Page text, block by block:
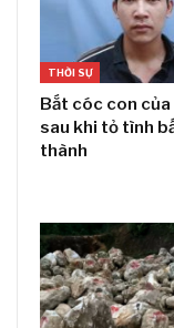
THỜI SỰ
Bắt cóc con của
sau khi tỏ tình
thành